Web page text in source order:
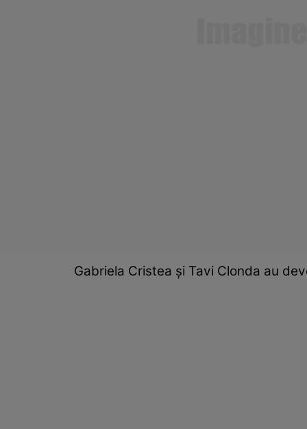
Gabriela Cristea și Tavi Clonda au